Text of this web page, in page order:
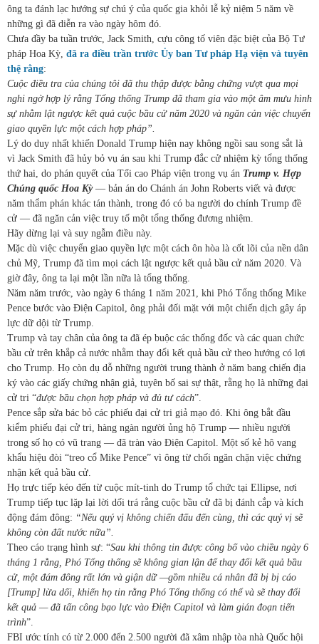
ông ta đánh lạc hướng sự chú ý của quốc gia khỏi lễ kỷ niệm 5 năm về
những gì đã diễn ra vào ngày hôm đó.
Chưa đầy ba tuần trước, Jack Smith, cựu công tố viên đặc biệt của Bộ Tư
pháp Hoa Kỳ, đã ra điều trần trước Ủy ban Tư pháp Hạ viện và tuyên
thệ rằng:
Cuộc điều tra của chúng tôi đã thu thập được bằng chứng vượt qua mọi
nghi ngờ hợp lý rằng Tổng thống Trump đã tham gia vào một âm mưu hình
sự nhằm lật ngược kết quả cuộc bầu cử năm 2020 và ngăn cản việc chuyển
giao quyền lực một cách hợp pháp”.
Lý do duy nhất khiến Donald Trump hiện nay không ngồi sau song sắt là
vì Jack Smith đã hủy bỏ vụ án sau khi Trump đắc cử nhiệm kỳ tổng thống
thứ hai, do phán quyết của Tối cao Pháp viện trong vụ án Trump v. Hợp
Chúng quốc Hoa Kỳ— bản án do Chánh án John Roberts viết và được
năm thẩm phán khác tán thành, trong đó có ba người do chính Trump đề
cử — đã ngăn cản việc truy tố một tổng thống đương nhiệm.
Hãy dừng lại và suy ngẫm điều này.
Mặc dù việc chuyển giao quyền lực một cách ôn hòa là cốt lõi của nền dân
chủ Mỹ, Trump đã tìm mọi cách lật ngược kết quả bầu cử năm 2020. Và
giờ đây, ông ta lại một lần nữa là tổng thống.
Năm năm trước, vào ngày 6 tháng 1 năm 2021, khi Phó Tổng thống Mike
Pence bước vào Điện Capitol, ông phải đối mặt với một chiến dịch gây áp
lực dữ dội từ Trump.
Trump và tay chân của ông ta đã ép buộc các thống đốc và các quan chức
bầu cử trên khắp cả nước nhằm thay đổi kết quả bầu cử theo hướng có lợi
cho Trump. Họ còn dụ dỗ những người trung thành ở năm bang chiến địa
ký vào các giấy chứng nhận giả, tuyên bố sai sự thật, rằng họ là những đại
cử tri “được bầu chọn hợp pháp và đủ tư cách”.
Pence sắp sửa bác bỏ các phiếu đại cử tri giả mạo đó. Khi ông bắt đầu
kiểm phiếu đại cử tri, hàng ngàn người ủng hộ Trump — nhiều người
trong số họ có vũ trang — đã tràn vào Điện Capitol. Một số kẻ hô vang
khẩu hiệu đòi “treo cổ Mike Pence” vì ông từ chối ngăn chặn việc chứng
nhận kết quả bầu cử.
Họ trực tiếp kéo đến từ cuộc mít-tinh do Trump tổ chức tại Ellipse, nơi
Trump tiếp tục lặp lại lời dối trá rằng cuộc bầu cử đã bị đánh cắp và kích
động đám đông: “Nếu quý vị không chiến đấu đến cùng, thì các quý vị sẽ
không còn đất nước nữa”.
Theo cáo trạng hình sự: “Sau khi thông tin được công bố vào chiều ngày 6
tháng 1 rằng, Phó Tổng thống sẽ không gian lận để thay đổi kết quả bầu
cử, một đám đông rất lớn và giận dữ —gồm nhiều cá nhân đã bị bị cáo
[Trump] lừa dối, khiến họ tin rằng Phó Tổng thống có thể và sẽ thay đổi
kết quả — đã tấn công bạo lực vào Điện Capitol và làm gián đoạn tiến
trình”.
FBI ước tính có từ 2.000 đến 2.500 người đã xâm nhập tòa nhà Quốc hội